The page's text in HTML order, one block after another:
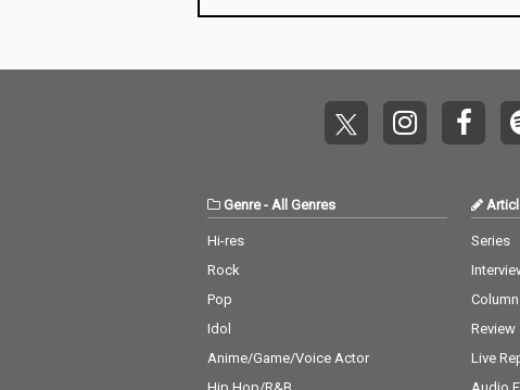
Genre- All Genres
Hi-res
Rock
Pop
Idol
Anime/Game/Voice Actor
Series
Column
Review
Live